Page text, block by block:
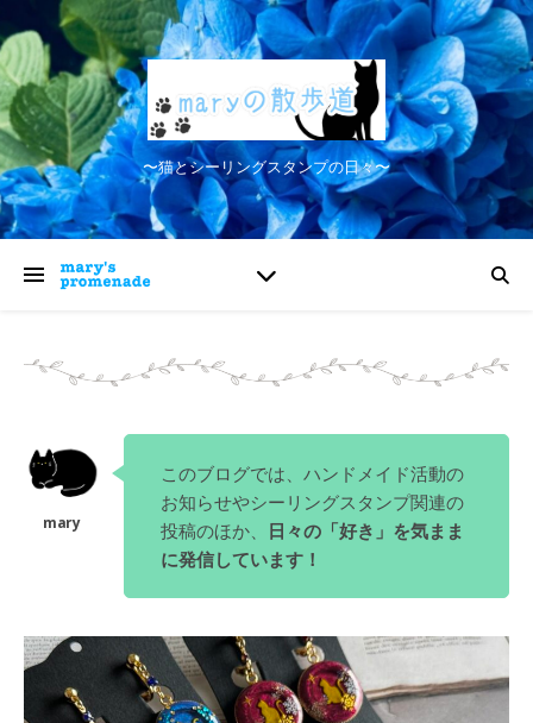
〜猫とシーリングスタンプの日々〜
このブログでは、ハンドメイド活動の
お知らせやシーリングスタンプ関連の
投稿のほか、 日々の「好き」を気まま
に発信しています！